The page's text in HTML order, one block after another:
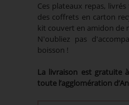
Ces plateaux repas,
des coffrets en carton
kit couvert en amidon de
N'oubliez pas
boisson !
La livraison est gratuite
toute l’agglomération